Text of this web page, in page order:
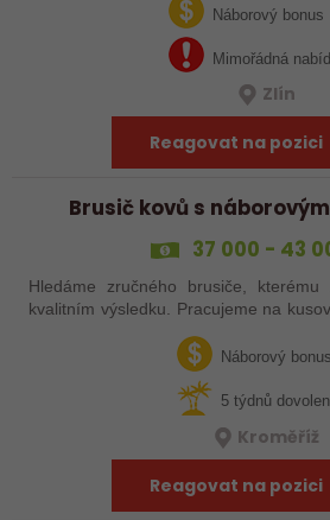
zajímavých zakázkách. Zašlete…
Náborový bonus
Mimořádná
Zlín
Reagovat na pozici
Brusič kovů s
37 000 - 43
Hledáme zručného brusiče,
kvalitním výsledku. Pracujeme na
plocho nebo kulato – nebo…Náborový bonus
5 týdnů
Kroměříž
Reagovat na pozici